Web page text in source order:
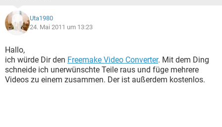
Uta1980
24. Mai 2011 um 13:23
Hallo,
ich würde Dir den Freemake Video Converter. Mit dem Ding
schneide ich unerwünschte Teile raus und füge mehrere
Videos zu einem zusammen. Der ist außerdem kostenlos.